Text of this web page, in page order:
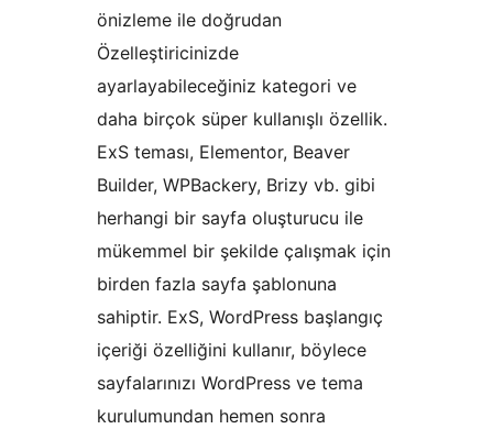
önizleme ile doğrudan
Özelleştiricinizde
ayarlayabileceğiniz kategori ve
daha birçok süper kullanışlı özellik.
ExS teması, Elementor, Beaver
Builder, WPBackery, Brizy vb. gibi
herhangi bir sayfa oluşturucu ile
mükemmel bir şekilde çalışmak için
birden fazla sayfa şablonuna
sahiptir. ExS, WordPress başlangıç ​​
içeriği özelliğini kullanır, böylece
sayfalarınızı WordPress ve tema
kurulumundan hemen sonra